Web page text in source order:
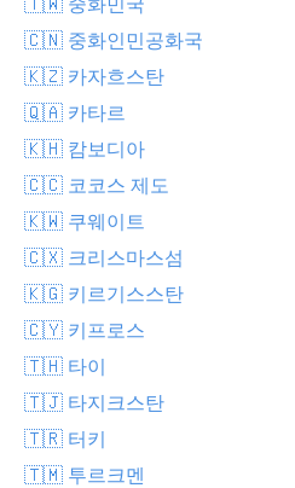
🇨🇳 중화인민공화국
🇰🇿 카자흐스탄
🇶🇦 카타르
🇰🇭 캄보디아
🇨🇨 코코스 제도
🇰🇼 쿠웨이트
🇨🇽 크리스마스섬
🇰🇬 키르기스스탄
🇨🇾 키프로스
🇹🇭 타이
🇹🇯 타지크스탄
🇹🇷 터키
🇹🇲 투르크멘